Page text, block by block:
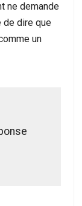
ne demande
de dire que
un